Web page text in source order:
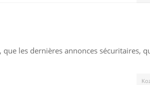
les dernières annonces sécuritaires,